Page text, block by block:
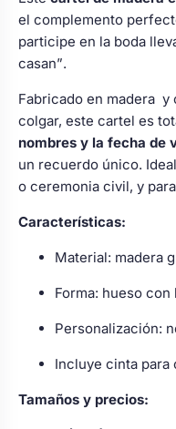
el complemento
participe en la boda
casan”.
Fabricado en madera
colgar, este cartel es
nombres y la fecha de
un recuerdo único.
o ceremonia civil, y
Características:
Material: madera
Forma: hueso
Personalización:
Incluye cinta para
Tamaños y precios: